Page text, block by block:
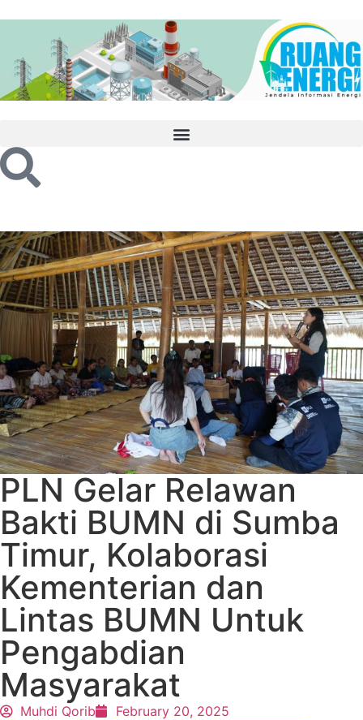
PLN Gelar Relawan
Bakti BUMN di Sumba
Timur, Kolaborasi
Kementerian dan
Lintas BUMN Untuk
Pengabdian
Masyarakat
Muhdi Qorib February 20, 2025